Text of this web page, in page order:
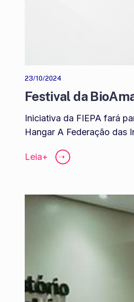
23/10/2024
Festival da
Iniciativa da FIEPA fará
Hangar A Federação das
Leia+ ➝